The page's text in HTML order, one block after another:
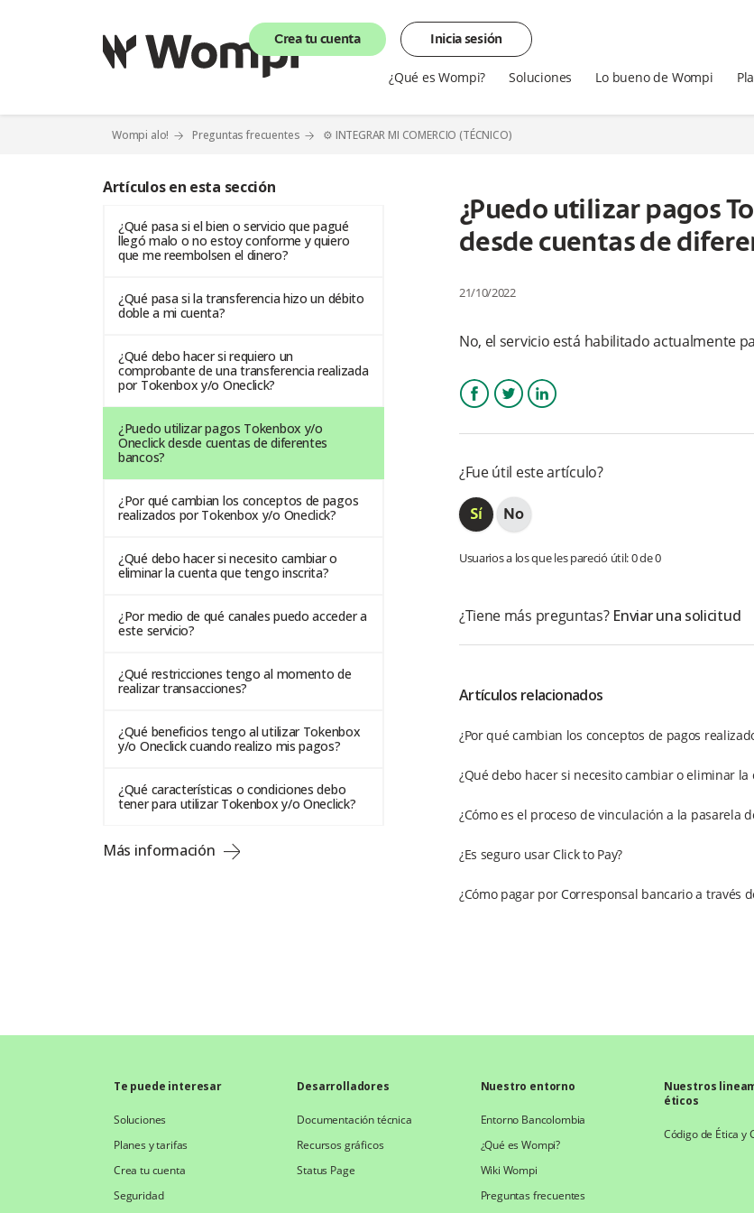
Crea tu cuenta Inicia sesión
¿Qué es Wompi? Soluciones Lo bueno de Wompi
Wompi alo! Preguntas frecuentes ⚙️ INTEGRAR MI COMERCIO (TÉCNICO)
Artículos en esta sección
¿Qué pasa si el bien o servicio que pagué
llegó malo o no estoy conforme y quiero
que me reembolsen el dinero?
¿Qué pasa si la transferencia hizo un débito
doble a mi cuenta?
¿Qué debo hacer si requiero un
comprobante de una transferencia realizada
por Tokenbox y/o Oneclick?
¿Puedo utilizar pagos Tokenbox y/o
Oneclick desde cuentas de diferentes
bancos?
¿Por qué cambian los conceptos de pagos
realizados por Tokenbox y/o Oneclick?
¿Qué debo hacer si necesito cambiar o
eliminar la cuenta que tengo inscrita?
¿Por medio de qué canales puedo acceder a
este servicio?
¿Qué restricciones tengo al momento de
realizar transacciones?
¿Qué beneficios tengo al utilizar Tokenbox
y/o Oneclick cuando realizo mis pagos?
¿Qué características o condiciones debo
tener para utilizar Tokenbox y/o Oneclick?
Más información
¿Puedo utilizar pagos
desde cuentas de
21/10/2022
No, el servicio está habilitado actualmente
¿Fue útil este artículo?
Usuarios a los que les pareció útil: 0 de 0
¿Tiene más preguntas? Enviar una solicitud
Artículos relacionados
¿Por qué cambian los conceptos de pagos
¿Qué debo hacer si necesito cambiar o eliminar
¿Cómo es el proceso de vinculación a la pasarela
¿Es seguro usar Click to Pay?
¿Cómo pagar por Corresponsal bancario a través
Te puede interesar
Soluciones
Planes y tarifas
Crea tu cuenta
Seguridad
Desarrolladores
Documentación técnica
Recursos gráficos
Status Page
Nuestro entorno
Entorno Bancolombia
¿Qué es Wompi?
Wiki Wompi
Preguntas frecuentes
Nuestros
éticos
Código de Ética y